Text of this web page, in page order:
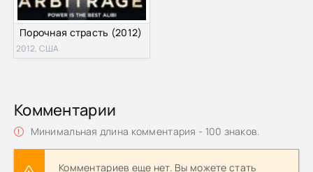
Порочная страсть (2012)
2012, США
Комментарии
Минимальная длина комментария - 100 знаков.
Комментариев еще нет. Вы можете стать